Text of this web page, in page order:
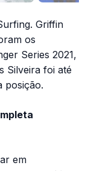
Griffin
os
Series 2021,
Silveira foi até
posição.
em